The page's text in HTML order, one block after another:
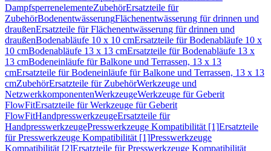
DampfsperrenelementeZubehörErsatzteile für
ZubehörBodenentwässerungFlächenentwässerung für drinnen und
draußenErsatzteile für Flächenentwässerung für drinnen und
draußenBodenabläufe 10 x 10 cmErsatzteile für Bodenabläufe 10 x
10 cmBodenabläufe 13 x 13 cmErsatzteile für Bodenabläufe 13 x
13 cmBodeneinläufe für Balkone und Terrassen, 13 x 13
cmErsatzteile für Bodeneinläufe für Balkone und Terrassen, 13 x 13
cmZubehörErsatzteile für ZubehörWerkzeuge und
NetzwerkkomponentenWerkzeugeWerkzeuge für Geberit
FlowFitErsatzteile für Werkzeuge für Geberit
FlowFitHandpresswerkzeugeErsatzteile für
HandpresswerkzeugePresswerkzeuge Kompatibilität [1]Ersatzteile
für Presswerkzeuge Kompatibilität [1]Presswerkzeuge
Kompatibilität [2]Ersatzteile für Presswerkzeuge Kompatibilität